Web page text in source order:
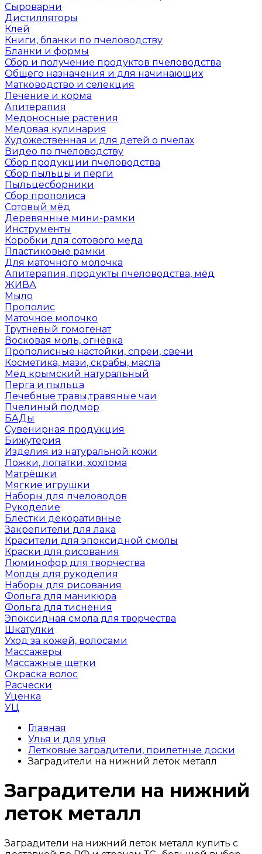
Сыроварни
Дистилляторы
Клей
Книги, бланки по пчеловодству
Бланки и формы
Сбор и получение продуктов пчеловодства
Общего назначения и для начинающих
Матководство и селекция
Лечение и корма
Апитерапия
Медоносные растения
Медовая кулинария
Художественная и для детей о пчелах
Видео по пчеловодству
Сбор продукции пчеловодства
Сбор пыльцы и перги
Пыльцесборники
Сбор прополиса
Сотовый мёд
Деревянные мини-рамки
Инструменты
Коробки для сотового меда
Пластиковые рамки
Для маточного молочка
Апитерапия, продукты пчеловодства, мёд
ЖИВА
Мыло
Прополис
Маточное молочко
Трутневый гомогенат
Восковая моль, огнёвка
Прополисные настойки, спреи, свечи
Косметика, мази, скрабы, масла
Мед крымский натуральный
Перга и пыльца
Лечебные травы,травяные чаи
Пчелиный подмор
БАДы
Сувенирная продукция
Бижутерия
Изделия из натуральной кожи
Ложки, лопатки, хохлома
Матрёшки
Мягкие игрушки
Наборы для пчеловодов
Рукоделие
Блестки декоративные
Закрепители для лака
Красители для эпоксидной смолы
Краски для рисования
Люминофор для творчества
Молды для рукоделия
Наборы для рисования
Фольга для маникюра
Фольга для тиснения
Эпоксидная смола для творчества
Шкатулки
Уход за кожей, волосами
Массажеры
Массажные щетки
Окраска волос
Расчески
Уценка
УЦ
Главная
Улья и для улья
Летковые заградители, прилетные доски
Заградители на нижний леток металл
Заградители на нижний
леток металл
Заградители на нижний леток металл купить с